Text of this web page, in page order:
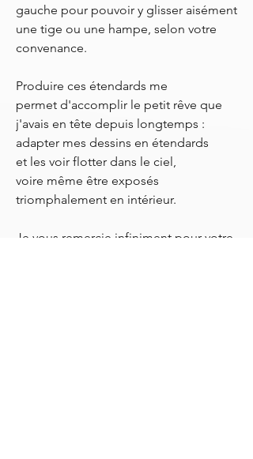
gauche pour pouvoir y glisser aisément
une tige ou une hampe, selon votre
convenance.
Produire ces étendards me
permet d'accomplir le petit rêve que
j'avais en tête depuis longtemps :
adapter mes dessins en étendards
et les voir flotter dans le ciel,
voire même être exposés
triomphalement en intérieur.
Je vous remercie infiniment pour votre